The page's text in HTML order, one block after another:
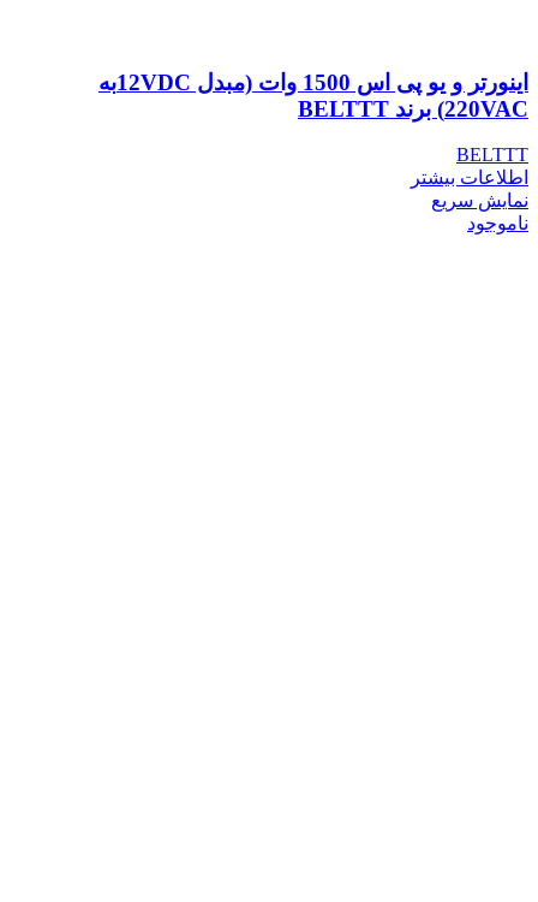
اینورتر و یو پی اس 1500 وات (مبدل 12VDCبه
220VAC) برند BELTTT
BELTTT
اطلاعات بیشتر
نمایش سریع
ناموجود